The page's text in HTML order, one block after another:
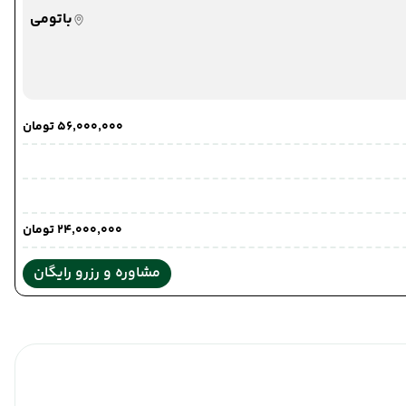
باتومی
۵۶٬۰۰۰٬۰۰۰ تومان
۲۴٬۰۰۰٬۰۰۰ تومان
مشاوره و رزرو رایگان